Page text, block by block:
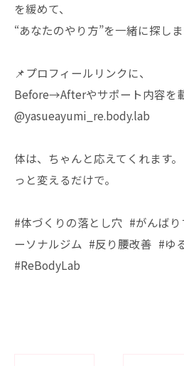
を緩めて、
“あなたのやり方”を一緒に探し
📌プロフィールリンクに、
Before→Afterやサポート内容を
@yasueayumi_re.body.lab
体は、ちゃんと応えてくれます
っと変えるだけで。
#体づくりの落とし穴 #がんば
ーソナルジム #反り腰改善 #ゆ
#ReBodyLab